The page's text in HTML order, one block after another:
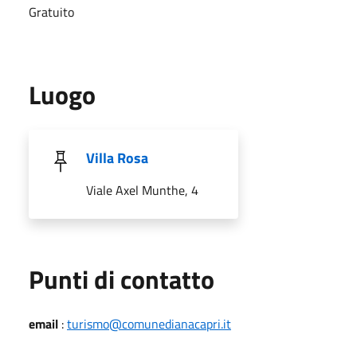
Gratuito
Luogo
Villa Rosa
Viale Axel Munthe, 4
Punti di contatto
email :turismo@comunedianacapri.it